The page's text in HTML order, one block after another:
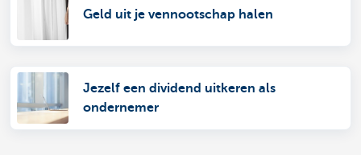
Geld uit je vennootschap halen
Jezelf een dividend uitkeren als
ondernemer